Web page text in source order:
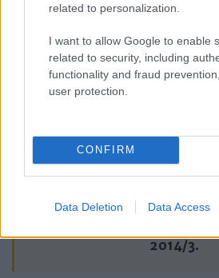
related to personalization.
I want to allow Google to enable
related to security, including
functionality and fraud
user protection.
CONFIRM
Data Deletion Data Access
Lapszám
2014/3.